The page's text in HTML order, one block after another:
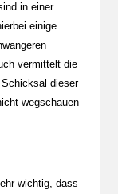
in einer
einige
vermittelt die
dieser
wegschauen
wichtig, dass